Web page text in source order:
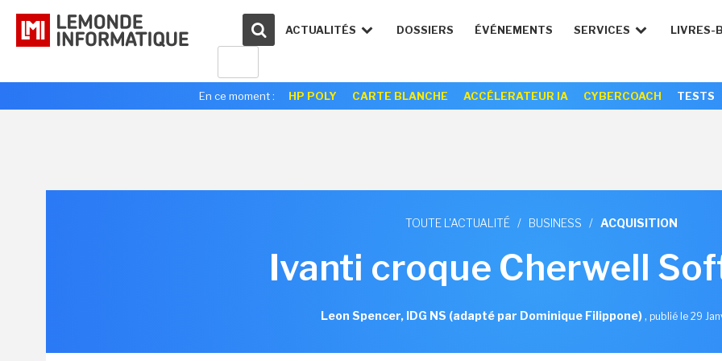
ACTUALITÉS DOSSIERS ÉVÉNEMENTS SERVICES LIVRES-
En ce moment : HP POLY CARTE BLANCHE ACCÉLERATEUR IA CYBERCOACH TESTS
TOUTE L'ACTUALITÉ / BUSINESS / ACQUISITION
Ivanti croque Cherwell
Leon Spencer, IDG NS (adapté par Dominique Filippone), publié le 29